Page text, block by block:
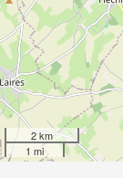
2 km
1 mi